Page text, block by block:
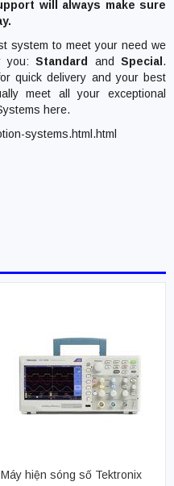
will always make sure
system to meet your need we
you:Standard andSpecial .
quick delivery and your best
meet all your exceptional
here.
systems.html.html
Máy hiện sóng số Tektronix